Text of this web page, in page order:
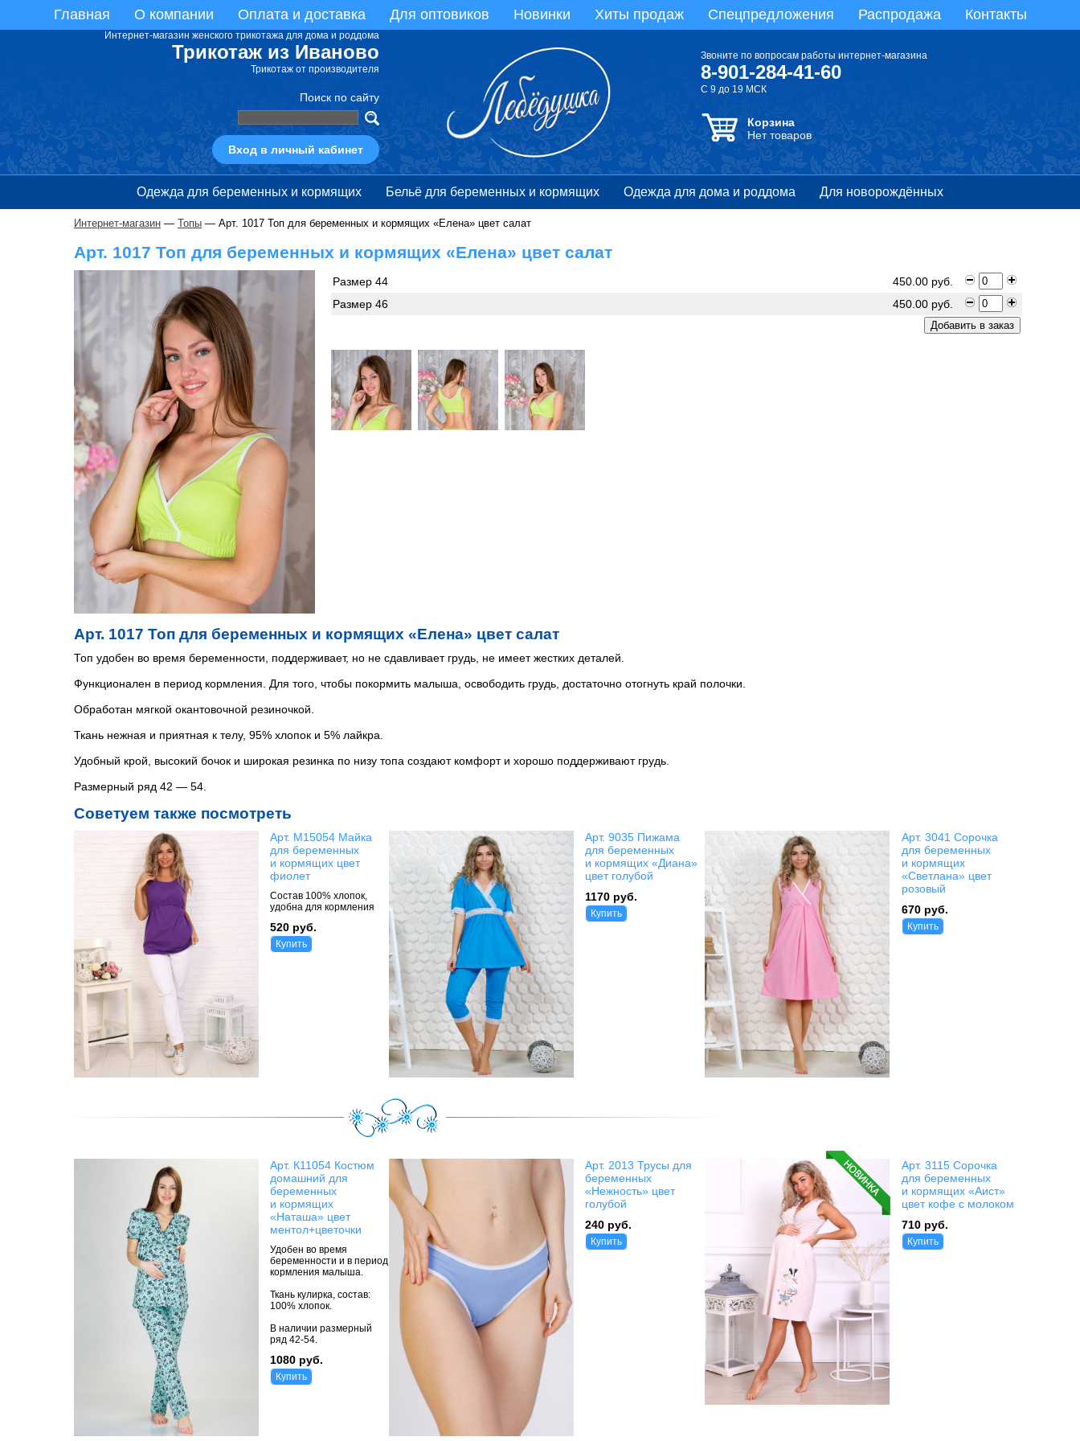
Главная О компании Оплата и доставка Для оптовиков Новинки Хиты продаж Спецпредложения Распродажа Контакты
Интернет-магазин женского трикотажа для дома и роддома
Трикотаж из Иваново
Трикотаж от производителя
Поиск по сайту
Вход в личный кабинет
Звоните по вопросам работы интернет-магазина
8-901-284-41-60
С 9 до 19 МСК
Корзина
Нет товаров
Одежда для беременных и кормящих Бельё для беременных и кормящих Одежда для дома и роддома Для новорождённых
Интернет-магазин — Топы — Арт. 1017 Топ для беременных и кормящих «Елена» цвет салат
Арт. 1017 Топ для беременных и кормящих «Елена» цвет салат
Размер 44
450.00 руб.
Размер 46
450.00 руб.
Арт. 1017 Топ для беременных и кормящих «Елена» цвет салат
Топ удобен во время беременности, поддерживает, но не сдавливает грудь, не имеет жестких деталей.
Функционален в период кормления. Для того, чтобы покормить малыша, освободить грудь, достаточно отогнуть край полочки.
Обработан мягкой окантовочной резиночкой.
Ткань нежная и приятная к телу, 95% хлопок и 5% лайкра.
Удобный крой, высокий бочок и широкая резинка по низу топа создают комфорт и хорошо поддерживают грудь.
Размерный ряд 42 — 54.
Советуем также посмотреть
Арт. М15054 Майка
для беременных
и кормящих цвет
фиолет
Состав 100% хлопок,
удобна для кормления
520 руб.
Купить
Арт. 9035 Пижама
для беременных
и кормящих «Диана»
цвет голубой
1170 руб.
Купить
Арт. 3041 Сорочка
для беременных
и кормящих
«Светлана» цвет
розовый
670 руб.
Купить
Арт. К11054 Костюм
домашний для
беременных
и кормящих
«Наташа» цвет
ментол+цветочки
Удобен во время
беременности и в период
кормления малыша.
Ткань кулирка, состав:
100% хлопок.
В наличии размерный
ряд 42-54.
1080 руб.
Купить
Арт. 2013 Трусы для
беременных
«Нежность» цвет
голубой
240 руб.
Купить
Арт. 3115 Сорочка
для беременных
и кормящих «Аист»
цвет кофе с молоком
710 руб.
Купить